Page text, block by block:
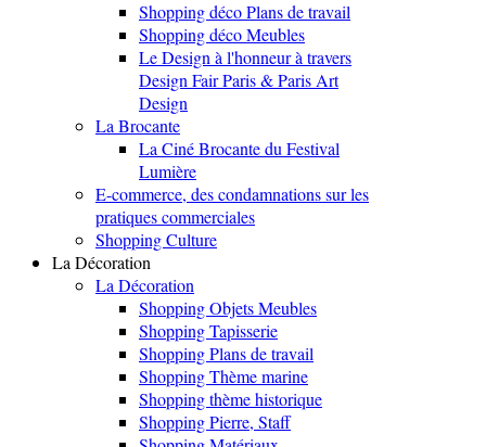
Shopping déco Plans de travail
Shopping déco Meubles
Le Design à l'honneur à travers
Design Fair Paris & Paris Art
Design
La Brocante
La Ciné Brocante du Festival
Lumière
E-commerce, des condamnations sur les
pratiques commerciales
Shopping Culture
La Décoration
La Décoration
Shopping Objets Meubles
Shopping Tapisserie
Shopping Plans de travail
Shopping Thème marine
Shopping thème historique
Shopping Pierre, Staff